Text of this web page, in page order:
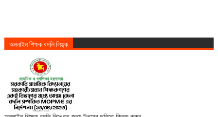
অনলাইন শিক্ষক বদলি লিঙ্ক